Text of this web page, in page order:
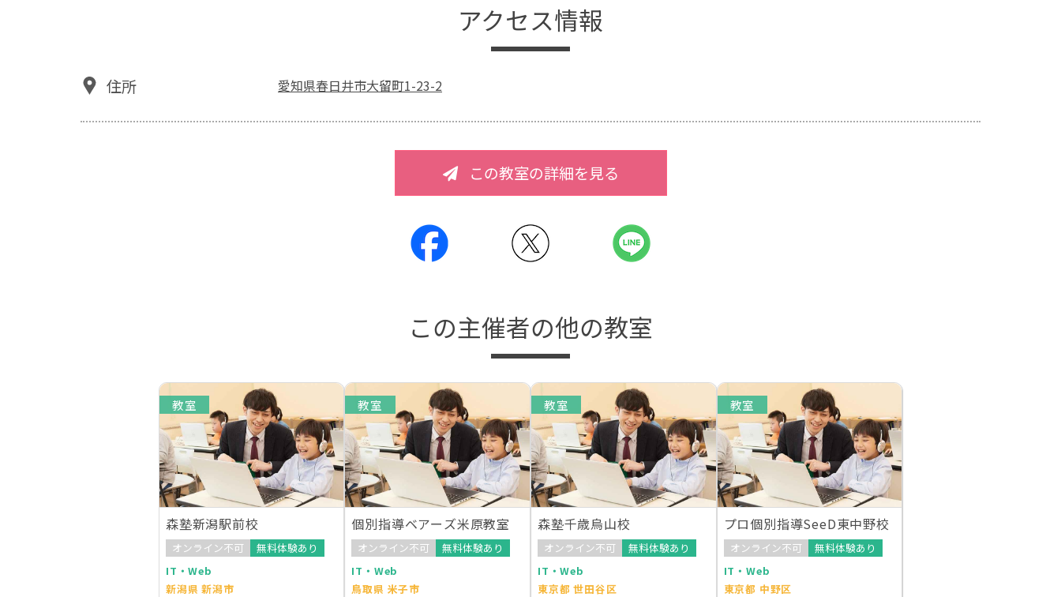
アクセス情報
住所 愛知県春日井市大留町1-23-2
この教室の詳細を見る
この主催者の他の教室
教室
森塾新潟駅前校
オンライン不可
無料体験あり
IT・Web
新潟県 新潟市
教室
個別指導ベアーズ米原教室
オンライン不可
無料体験あり
IT・Web
鳥取県 米子市
教室
森塾千歳烏山校
オンライン不可
無料体験あり
IT・Web
東京都 世田谷区
教室
プロ個別指導SeeD東中野校
オンライン不可
無料体験あり
IT・Web
東京都 中野区